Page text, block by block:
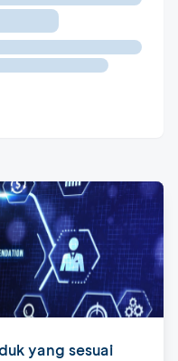
yang sesuai